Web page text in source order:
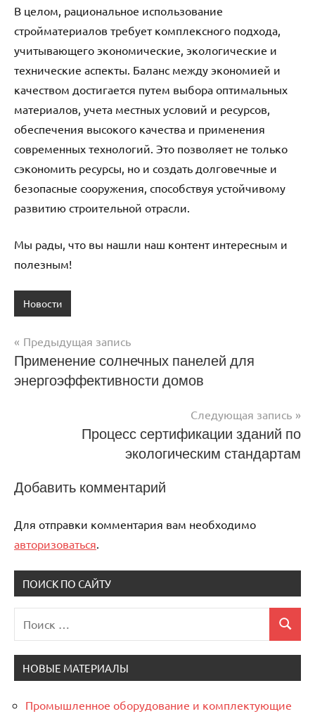
В целом, рациональное использование
стройматериалов требует комплексного подхода,
учитывающего экономические, экологические и
технические аспекты. Баланс между экономией и
качеством достигается путем выбора оптимальных
материалов, учета местных условий и ресурсов,
обеспечения высокого качества и применения
современных технологий. Это позволяет не только
сэкономить ресурсы, но и создать долговечные и
безопасные сооружения, способствуя устойчивому
развитию строительной отрасли.
Мы рады, что вы нашли наш контент интересным и
полезным!
Новости
Навигация
по
Предыдущая запись
Применение солнечных панелей для
энергоэффективности домов
Следующая запись
Процесс сертификации зданий по
экологическим стандартам
Добавить комментарий
Для отправки комментария вам необходимо
авторизоваться
ПОИСК ПО САЙТУ
для:
Поиск
НОВЫЕ МАТЕРИАЛЫ
Промышленное оборудование и комплектующие